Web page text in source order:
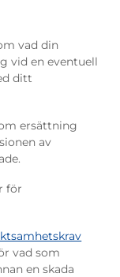
vad din
vid en eventuell
ditt
ersättning
av
för
vad som
en skada